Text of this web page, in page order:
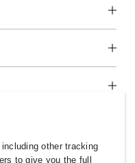
other tracking
to give you the full